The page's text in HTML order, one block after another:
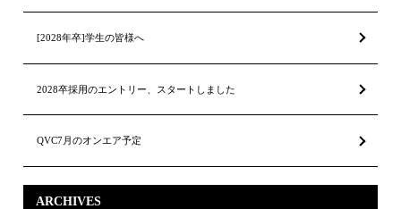
[2028年卒]学生の皆様へ
2028卒採用のエントリー、スタートしました
QVC7月のオンエア予定
ARCHIVES